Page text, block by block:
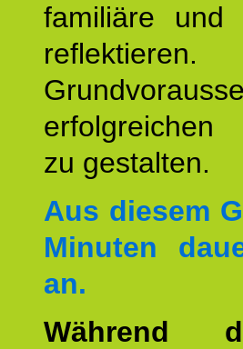
familiäre und
erfolgreichen
zu gestalten.
Aus diesem
Minuten
an.
Während